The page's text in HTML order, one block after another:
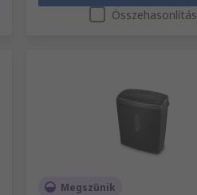
Összehasonlítás
Megszűnik